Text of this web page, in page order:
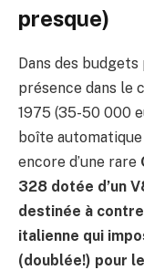
presque)
Dans des
présence dans le
1975 (35-50 000
boîte
encore d’une rare
328 dotée d’un
destinée à
italienne qui
(doublée!) pour